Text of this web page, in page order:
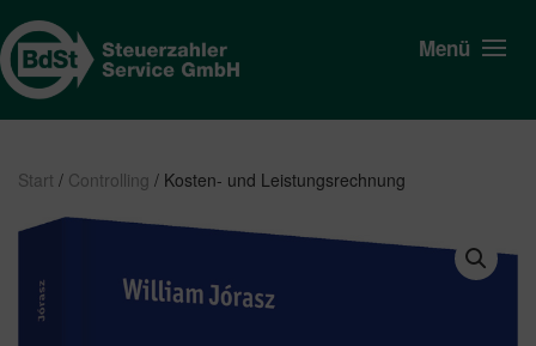
Menü
Start / Controlling / Kosten- und Leistungsrechnung